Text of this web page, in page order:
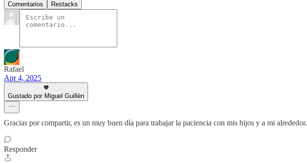
Comentarios Restacks
Rafael
Apr 4, 2025
Gustado por Miguel Guillén
Gracias por compartir, es un muy buen día para trabajar la paciencia con mis hijos y a mi alrededor.
Responder